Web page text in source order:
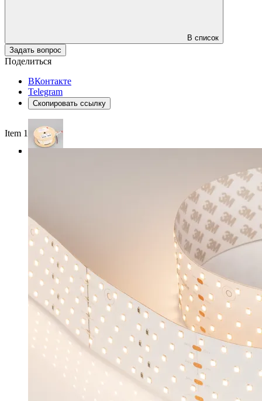
В список
Задать вопрос
Поделиться
ВКонтакте
Telegram
Скопировать ссылку
Item 1 of 3